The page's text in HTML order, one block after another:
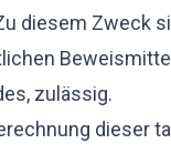
diesem Zweck
zulässig.
dieser